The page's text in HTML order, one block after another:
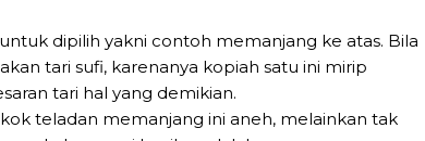
dipilih yakni contoh memanjang ke atas. Bila
tari sufi, karenanya kopiah satu ini mirip
tari hal yang demikian.
teladan memanjang ini aneh, melainkan tak